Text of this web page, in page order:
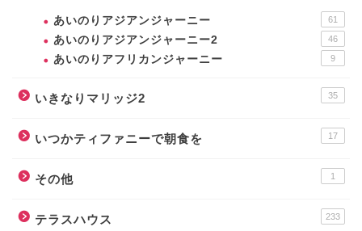
あいのりアジアンジャーニー 61
あいのりアジアンジャーニー2 46
あいのりアフリカンジャーニー 9
いきなりマリッジ2 35
いつかティファニーで朝食を 17
その他 1
テラスハウス 233